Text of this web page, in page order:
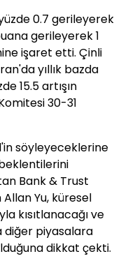
0.7 gerileyerek
gerileyerek 1
işaret etti. Çinli
yıllık bazda
15.5 artışın
30-31
söyleyeceklerine
Bank & Trust
Yu, küresel
kısıtlanacağı ve
diğer piyasalara
dikkat çekti.